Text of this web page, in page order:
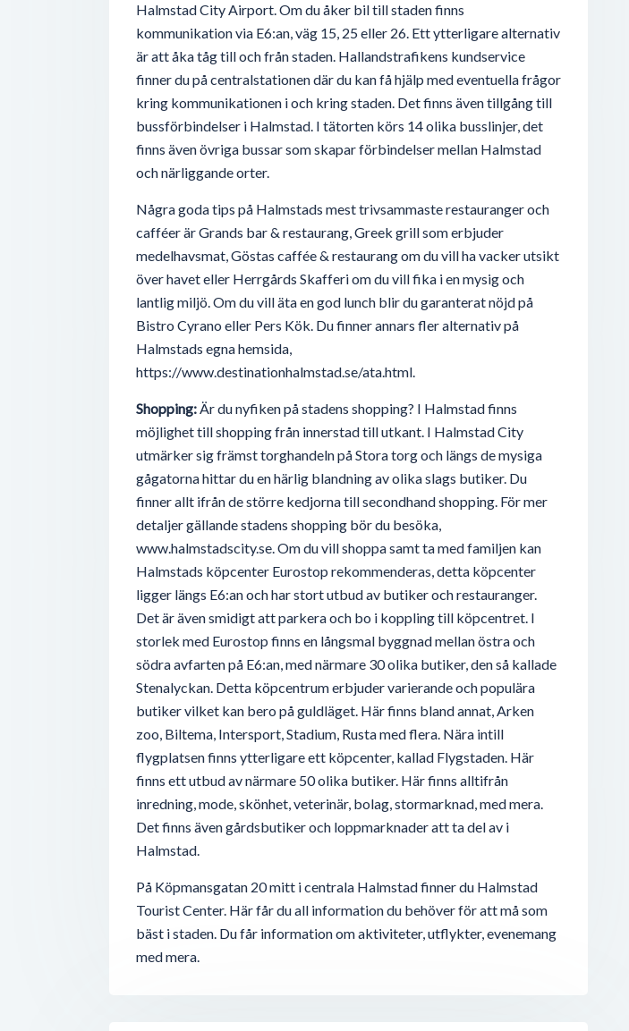
Halmstad City Airport. Om du åker bil till staden finns
kommunikation via E6:an, väg 15, 25 eller 26. Ett ytterligare alternativ
är att åka tåg till och från staden. Hallandstrafikens kundservice
finner du på centralstationen där du kan få hjälp med eventuella frågor
kring kommunikationen i och kring staden. Det finns även tillgång till
bussförbindelser i Halmstad. I tätorten körs 14 olika busslinjer, det
finns även övriga bussar som skapar förbindelser mellan Halmstad
och närliggande orter.
Några goda tips på Halmstads mest trivsammaste restauranger och
cafféer är Grands bar & restaurang, Greek grill som erbjuder
medelhavsmat, Göstas caffée & restaurang om du vill ha vacker utsikt
över havet eller Herrgårds Skafferi om du vill fika i en mysig och
lantlig miljö. Om du vill äta en god lunch blir du garanterat nöjd på
Bistro Cyrano eller Pers Kök. Du finner annars fler alternativ på
Halmstads egna hemsida,
https://www.destinationhalmstad.se/ata.html.
Shopping:Är du nyfiken på stadens shopping? I Halmstad finns
möjlighet till shopping från innerstad till utkant. I Halmstad City
utmärker sig främst torghandeln på Stora torg och längs de mysiga
gågatorna hittar du en härlig blandning av olika slags butiker. Du
finner allt ifrån de större kedjorna till secondhand shopping. För mer
detaljer gällande stadens shopping bör du besöka,
www.halmstadscity.se. Om du vill shoppa samt ta med familjen kan
Halmstads köpcenter Eurostop rekommenderas, detta köpcenter
ligger längs E6:an och har stort utbud av butiker och restauranger.
Det är även smidigt att parkera och bo i koppling till köpcentret. I
storlek med Eurostop finns en långsmal byggnad mellan östra och
södra avfarten på E6:an, med närmare 30 olika butiker, den så kallade
Stenalyckan. Detta köpcentrum erbjuder varierande och populära
butiker vilket kan bero på guldläget. Här finns bland annat, Arken
zoo, Biltema, Intersport, Stadium, Rusta med flera. Nära intill
flygplatsen finns ytterligare ett köpcenter, kallad Flygstaden. Här
finns ett utbud av närmare 50 olika butiker. Här finns alltifrån
inredning, mode, skönhet, veterinär, bolag, stormarknad, med mera.
Det finns även gårdsbutiker och loppmarknader att ta del av i
Halmstad.
På Köpmansgatan 20 mitt i centrala Halmstad finner du Halmstad
Tourist Center. Här får du all information du behöver för att må som
bäst i staden. Du får information om aktiviteter, utflykter, evenemang
med mera.